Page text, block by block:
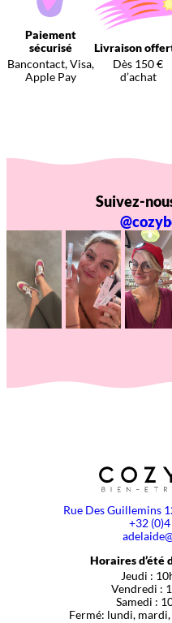
Paiement
sécurisé
Bancontact, Visa,
Apple Pay
Livraison
Dès 150 €
d’achat
Suivez-
Rue Des Guillemins
+32
Horaires d’été
Jeudi :
Vendredi :
Samedi :
Fermé: lundi,